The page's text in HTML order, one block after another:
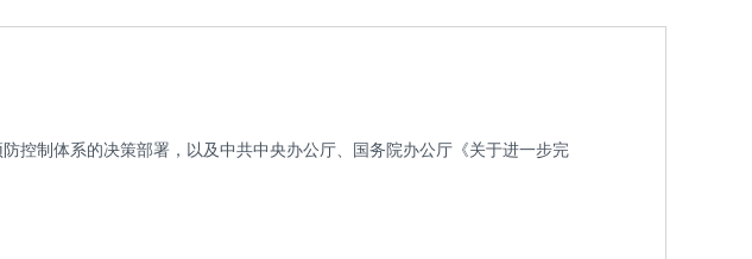
控制体系的决策部署，以及中共中央办公厅、国务院办公厅《关于进一步完